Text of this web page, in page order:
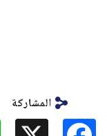
المشاركة